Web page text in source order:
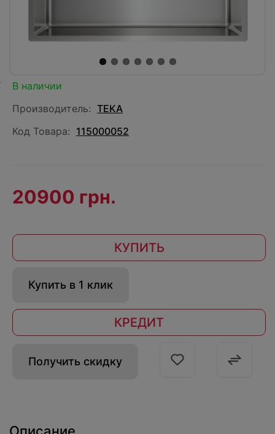
В наличии
Производитель: TEKA
Код Товара: 115000052
20900 грн.
КУПИТЬ
Купить в 1 клик
КРЕДИТ
Получить скидку